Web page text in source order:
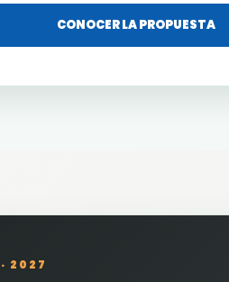
CONOCER LA PROPUESTA
2027